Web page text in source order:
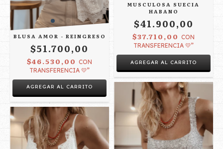
BLUSA AMOR - REINGRESO
$51.700,00
$46.530,00 CON
TRANSFERENCIA 💛”
AGREGAR AL CARRITO
MUSCULOSA SUECIA
HABANO
$41.900,00
$37.710,00 CON
TRANSFERENCIA 💛”